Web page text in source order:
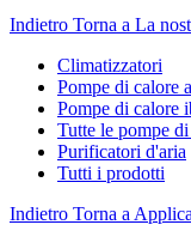
Indietro Torna a La
Climatizzatori
Pompe di calore
Pompe di calore
Tutte le pompe
Purificatori d'aria
Tutti i prodotti
Indietro Torna a